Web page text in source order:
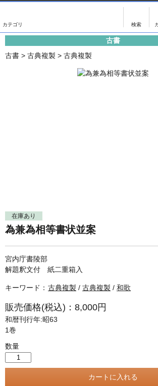
影印資料
単行本◆日本語史
単行本◆美術
Ｗｅｂ版
書誌学・目録
古書目録
画像がある商品のみ検索
古書
古書 > 古典複製 > 古典複製
在庫あり
為兼為相等書状並案
宮内庁書陵部
解題釈文付 紙二重箱入
キーワード： 古典複製 / 古典複製 / 和歌
販売価格(税込)：8,000円
和暦刊行年:昭63
1巻
数量